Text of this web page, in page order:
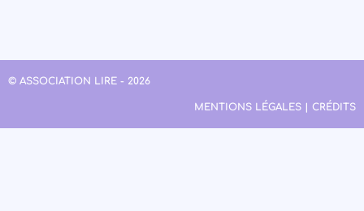
© ASSOCIATION LIRE - 2026
MENTIONS LÉGALES | CRÉDITS